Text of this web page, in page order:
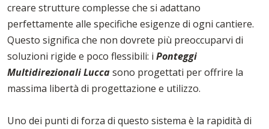
creare strutture complesse che si adattano
perfettamente alle specifiche esigenze di ogni cantiere.
Questo significa che non dovrete più preoccuparvi di
soluzioni rigide e poco flessibili: i Ponteggi
Multidirezionali Luccasono progettati per offrire la
massima libertà di progettazione e utilizzo.
Uno dei punti di forza di questo sistema è la rapidità di